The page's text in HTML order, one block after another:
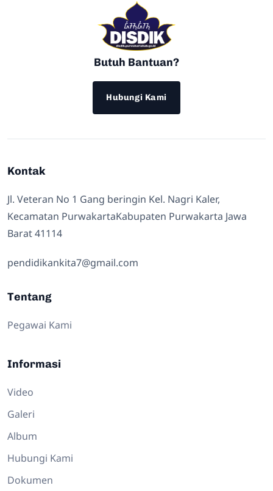
Butuh Bantuan?
Hubungi Kami
Kontak
Jl. Veteran No 1 Gang beringin Kel. Nagri Kaler,
Kecamatan PurwakartaKabupaten Purwakarta Jawa
Barat 41114
pendidikankita7@gmail.com
Tentang
Pegawai Kami
Informasi
Video
Galeri
Album
Hubungi Kami
Dokumen